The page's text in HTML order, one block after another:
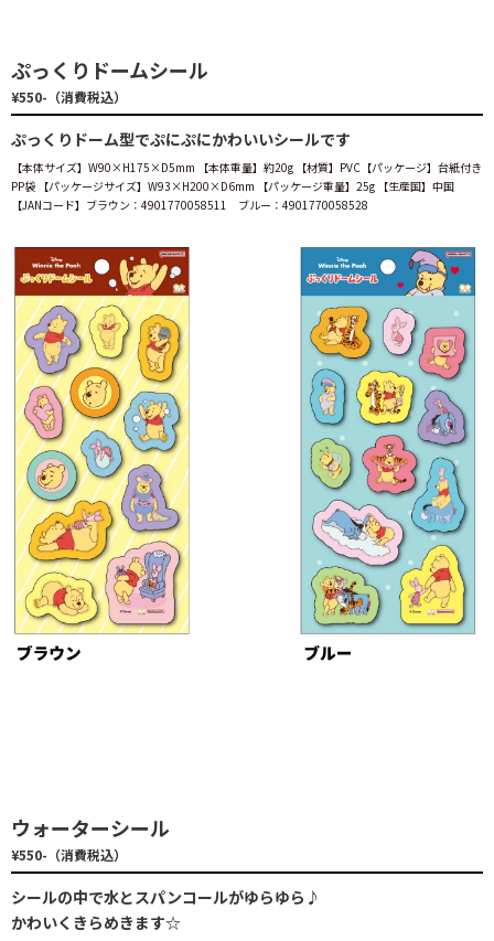
ぷっくりドームシール
¥550-（消費税込）
ぷっくりドーム型でぷにぷにかわいいシールです
【本体サイズ】W90×H175×D5mm 【本体重量】約20g 【材質】PVC【パッケージ】台紙付き
PP袋 【パッケージサイズ】W93×H200×D6mm 【パッケージ重量】25g 【生産国】中国
【JANコード】ブラウン：4901770058511 ブルー：4901770058528
ウォーターシール
¥550-（消費税込）
シールの中で水とスパンコールがゆらゆら♪
かわいくきらめきます☆